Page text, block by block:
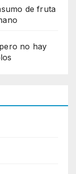
de fruta
no hay